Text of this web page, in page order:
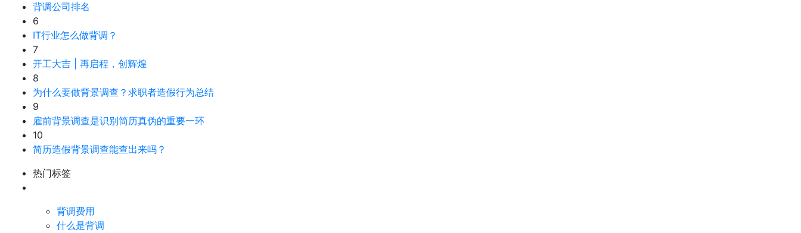
背调公司排名
6
IT行业怎么做背调？
7
开工大吉 | 再启程，创辉煌
8
为什么要做背景调查？求职者造假行为总结
9
雇前背景调查是识别简历真伪的重要一环
10
简历造假背景调查能查出来吗？
热门标签
背调费用
什么是背调